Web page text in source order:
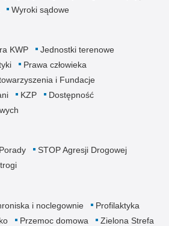
Wyroki sądowe
KWP
Jednostki terenowe
Prawa człowieka
i Fundacje
KZP
Dostępność
Porady
STOP Agresji Drogowej
i noclegownie
Profilaktyka
Przemoc domowa Zielona Strefa